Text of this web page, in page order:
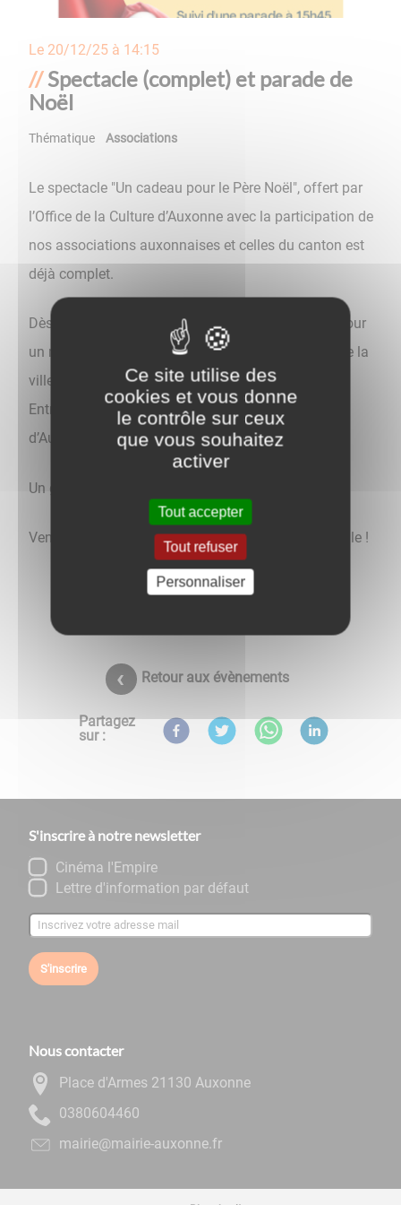
Le 20/12/25 à 14:15
Spectacle (complet) et parade de
Noël
Thématique Associations
Le spectacle "Un cadeau pour le Père Noël", offert par
l’Office de la Culture d’Auxonne avec la participation de
nos associations auxonnaises et celles du canton est
déjà complet.
Dès 15h45, retrouvez une grande parade de Noël pour
un moment magique et chaleureux dans les rues de la
ville.
Entrée gratuite, offerte par l’Office de la Culture
d’Auxonne.
Un goûter sera offert par la Ville.
Venez nombreux partager la féerie de Noël en famille !
Retour aux évènements
Partagez
sur :
S'inscrire à notre newsletter
Cinéma l'Empire
Lettre d'information par défaut
S'inscrire
Nous contacter
Place d'Armes 21130 Auxonne
0644060830
rf.ennoxua-eiriam@eiriam
Ce site utilise des
cookies et vous donne
le contrôle sur ceux
que vous souhaitez
activer
Tout accepter
Tout refuser
Personnaliser